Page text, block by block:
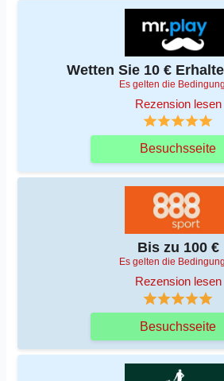
Wetten Sie 10 €
Es gelten die
Rezension lesen
Besuchsseite
Bis zu 100 €
Es gelten die
Rezension lesen
Besuchsseite